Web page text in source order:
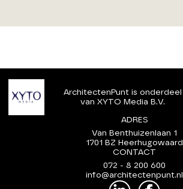
ArchitectenPunt is onderdeel
van XYTO Media B.V.
ADRES
Van Benthuizenlaan 1
1701 BZ Heerhugowaard
CONTACT
072 - 8 200 600
info@architectenpunt.nl